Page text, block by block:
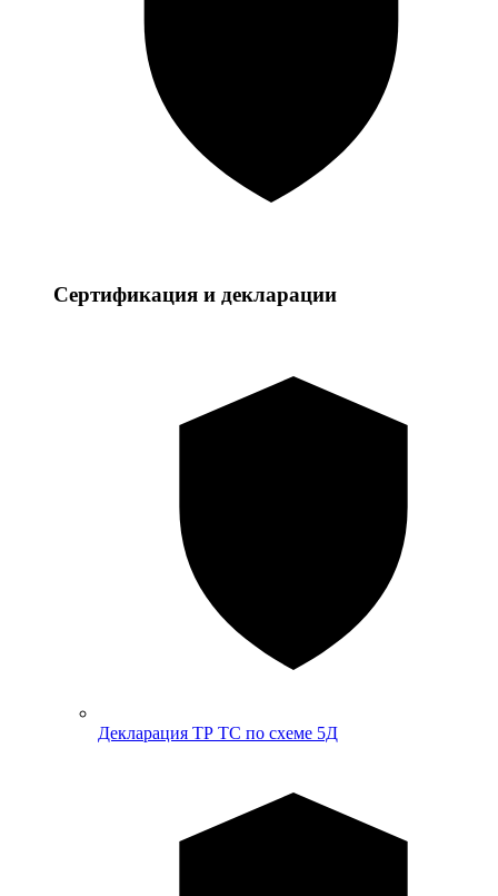
Сертификация и декларации
Декларация ТР ТС по схеме 5Д